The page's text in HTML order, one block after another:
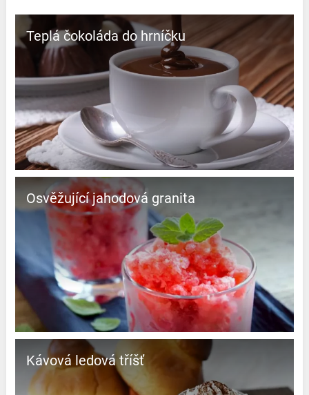
Teplá čokoláda do hrníčku
Osvěžující jahodová granita
Kávová ledová tříšť